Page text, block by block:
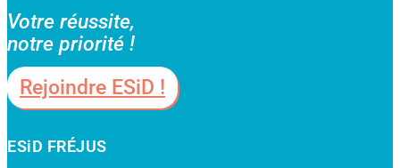
Votre réussite,
notre priorité !
Rejoindre ESiD !
ESiD FRÉJUS